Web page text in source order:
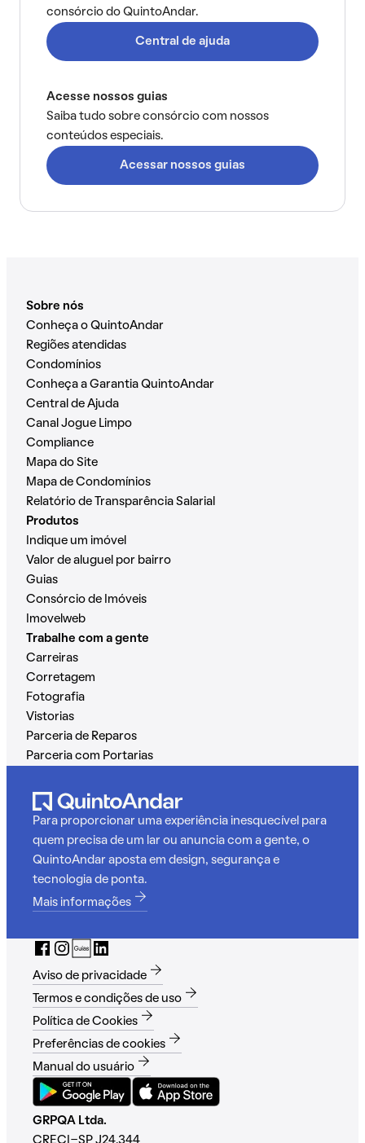
consórcio do QuintoAndar.
Central de ajuda
Acesse nossos guias
Saiba tudo sobre consórcio com nossos
conteúdos especiais.
Acessar nossos guias
Sobre nós
Conheça o QuintoAndar
Regiões atendidas
Condomínios
Conheça a Garantia QuintoAndar
Central de Ajuda
Canal Jogue Limpo
Compliance
Mapa do Site
Mapa de Condomínios
Relatório de Transparência Salarial
Produtos
Indique um imóvel
Valor de aluguel por bairro
Guias
Consórcio de Imóveis
Imovelweb
Trabalhe com a gente
Carreiras
Corretagem
Fotografia
Vistorias
Parceria de Reparos
Parceria com Portarias
Para proporcionar uma experiência inesquecível para
quem precisa de um lar ou anuncia com a gente, o
QuintoAndar aposta em design, segurança e
tecnologia de ponta.
Mais informações
Aviso de privacidade
Termos e condições de uso
Política de Cookies
Preferências de cookies
Manual do usuário
GRPQA Ltda.